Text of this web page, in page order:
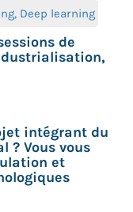
Deep learning
de
intégrant du
? Vous vous
et